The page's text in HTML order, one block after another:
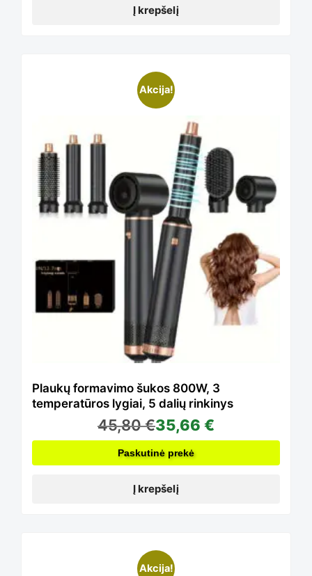
Į krepšelį
Akcija!
Plaukų formavimo šukos 800W, 3
temperatūros lygiai, 5 dalių rinkinys
45,80€35,66 €
Paskutinė prekė
Į krepšelį
Akcija!